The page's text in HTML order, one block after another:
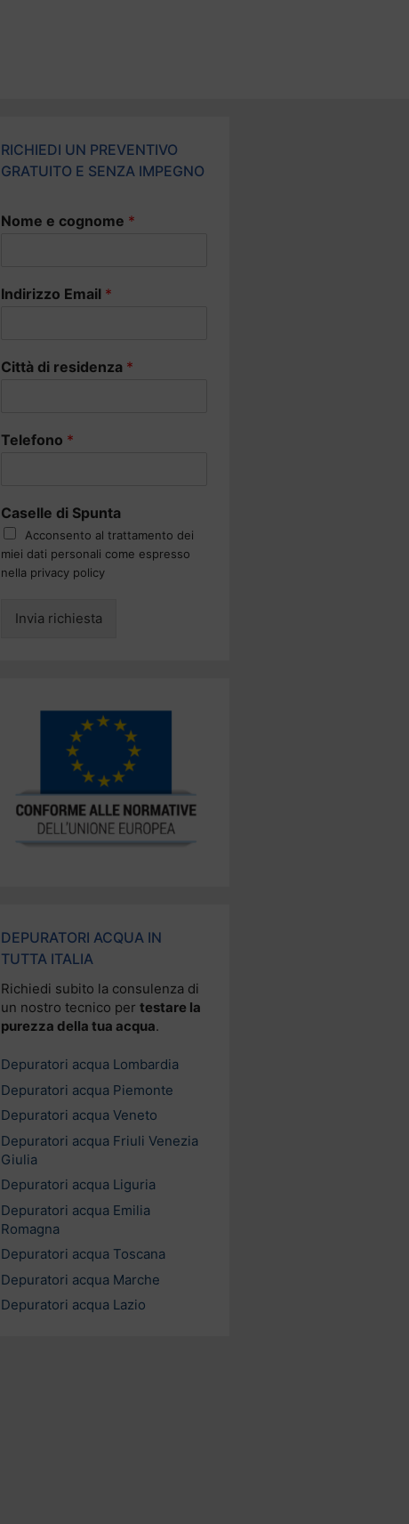
RICHIEDI UN PREVENTIVO
GRATUITO E SENZA IMPEGNO
Nome e cognome *
Indirizzo Email *
Città di residenza *
Telefono *
Caselle di Spunta
Acconsento al trattamento dei
miei dati personali come espresso
nella privacy policy
Invia richiesta
DEPURATORI ACQUA IN
TUTTA ITALIA
Richiedi subito la consulenza di
un nostro tecnico per testare la
purezza della tua acqua.
Depuratori acqua Lombardia
Depuratori acqua Piemonte
Depuratori acqua Veneto
Depuratori acqua Friuli Venezia
Giulia
Depuratori acqua Liguria
Depuratori acqua Emilia
Romagna
Depuratori acqua Toscana
Depuratori acqua Marche
Depuratori acqua Lazio